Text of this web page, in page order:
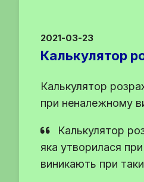
2021-03-23
Калькулятор
Калькулятор
при неналежному
Калькулятор
яка утворилася
виникають при